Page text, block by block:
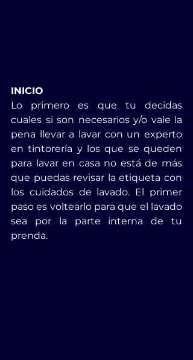
INICIO
Lo primero es que tu decidas
cuales si son necesarios y/o vale la
pena llevar a lavar con un experto
en tintorería y los que se queden
para lavar en casa no está de más
que puedas revisar la etiqueta con
los cuidados de lavado. El primer
paso es voltearlo para que el lavado
sea por la parte interna de tu
prenda.